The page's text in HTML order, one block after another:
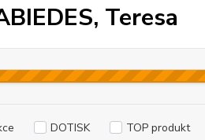
Teresa
DOTISK TOP produkt